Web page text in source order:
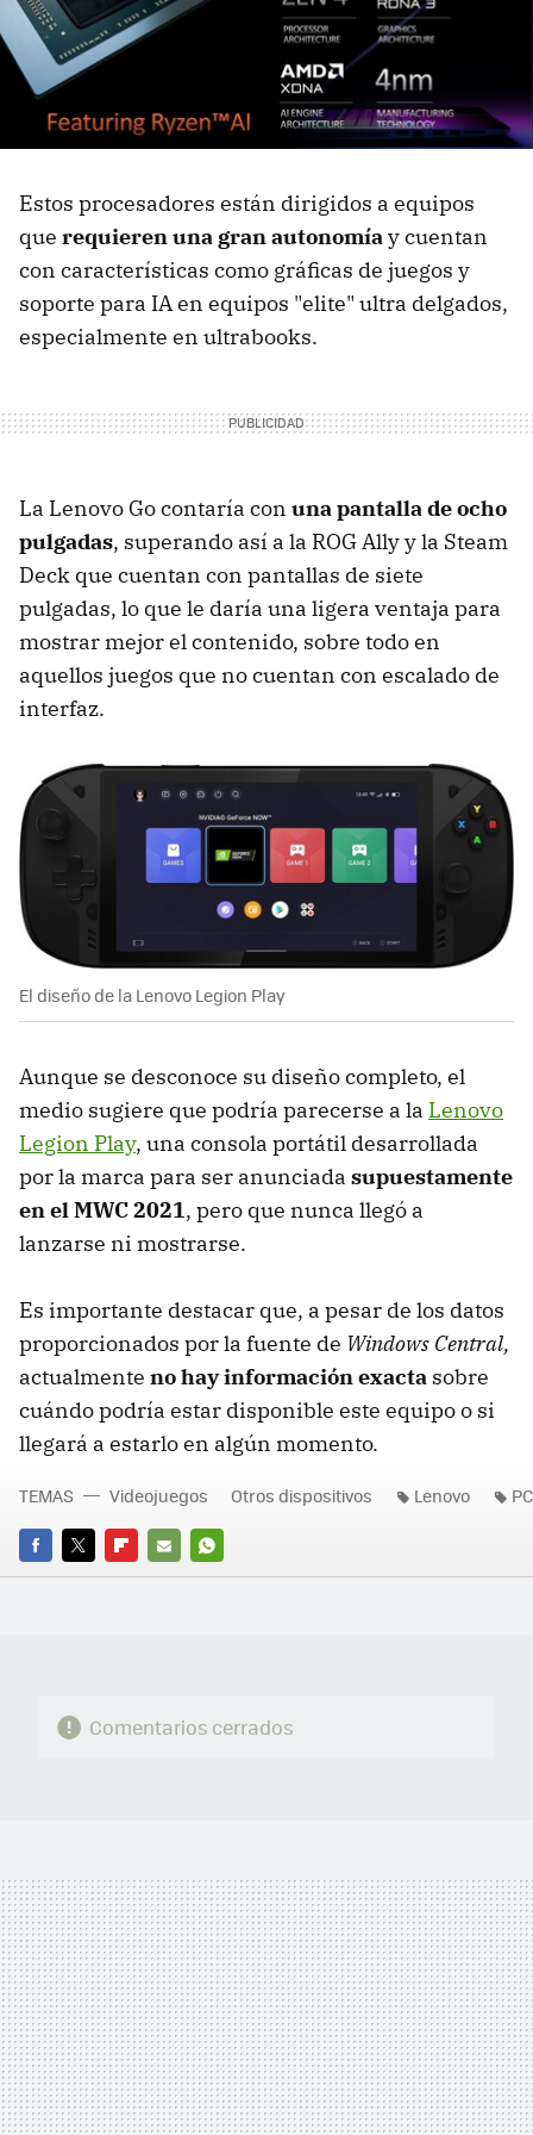
Estos procesadores están dirigidos a equipos
que requieren una gran autonomíay cuentan
con características como gráficas de juegos y
soporte para IA en equipos "elite" ultra delgados,
especialmente en ultrabooks.
La Lenovo Go contaría con una pantalla de ocho
pulgadas, superando así a la ROG Ally y la Steam
Deck que cuentan con pantallas de siete
pulgadas, lo que le daría una ligera ventaja para
mostrar mejor el contenido, sobre todo en
aquellos juegos que no cuentan con escalado de
interfaz.
El diseño de la Lenovo Legion Play
Aunque se desconoce su diseño completo, el
medio sugiere que podría parecerse a la Lenovo
Legion Play, una consola portátil desarrollada
por la marca para ser anunciada supuestamente
en el MWC 2021, pero que nunca llegó a
lanzarse ni mostrarse.
Es importante destacar que, a pesar de los datos
proporcionados por la fuente de Windows Central,
actualmente no hay información exacta sobre
cuándo podría estar disponible este equipo o si
llegará a estarlo en algún momento.
FACEBOOK
TWITTERFLIPBOARD
E-
WHATSAPP
TEMAS Videojuegos Otros dispositivos Lenovo
Comentarios cerrados